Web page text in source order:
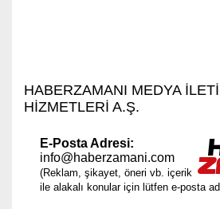
HABERZAMANI MEDYA
HİZMETLERİ A.Ş.
E-Posta Adresi:
info@haberzamani.com
(Reklam, şikayet, öneri vb. içerik
ile alakalı konular için lütfen e-posta